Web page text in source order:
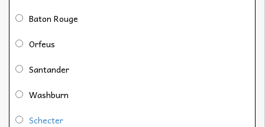
Baton Rouge
Orfeus
Santander
Washburn
Schecter